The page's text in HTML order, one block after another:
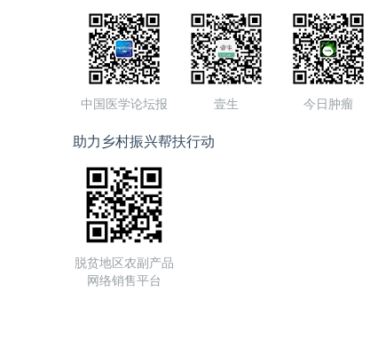
中国医学论坛报 壹生 今日肿瘤
助力乡村振兴帮扶行动
脱贫地区农副产品
网络销售平台